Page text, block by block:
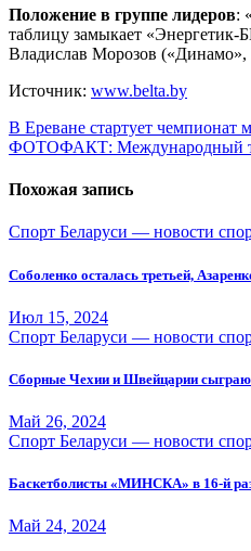
Положение в группе лидеров:
таблицу замыкает
Владислав Морозов
Источник: www.belta.by
Навигация
по
записям
В Ереване стартует чемпионат
ФОТОФАКТ: Международный
Похожая запись
Спорт Беларуси — новости
Соболенко осталась третьей,
Июл 15, 2024
Спорт Беларуси — новости
Сборные Чехии и Швейцарии
Май 26, 2024
Спорт Беларуси — новости
Баскетболисты «МИНСКА» в 16-й
Май 24, 2024